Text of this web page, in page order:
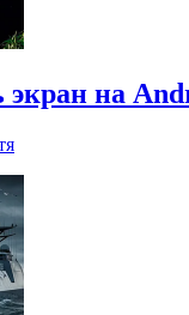
экран на